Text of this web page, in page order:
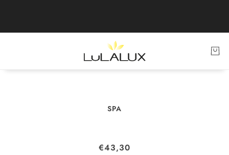
SPA
POLVERE PER PEDILUVIO
€43,30